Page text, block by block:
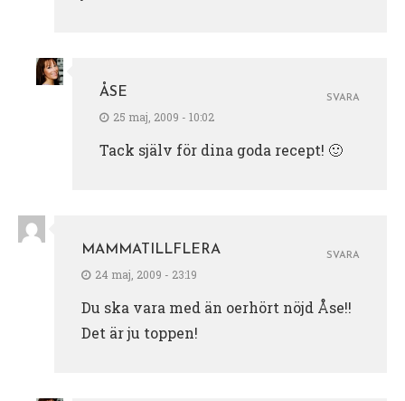
ÅSE
25 maj, 2009 - 10:02
Tack själv för dina goda recept! 🙂
SVARA
MAMMATILLFLERA
24 maj, 2009 - 23:19
Du ska vara med än oerhört nöjd Åse!!
Det är ju toppen!
SVARA